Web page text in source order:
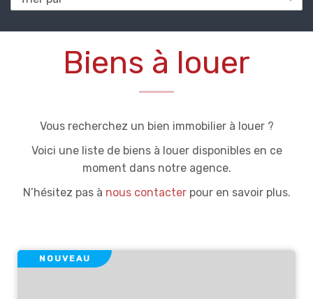
Biens à louer
Vous recherchez un bien immobilier à louer ?
Voici une liste de biens à louer disponibles en ce
moment dans notre agence.
N’hésitez pas à nous contacterpour en savoir plus.
NOUVEAU